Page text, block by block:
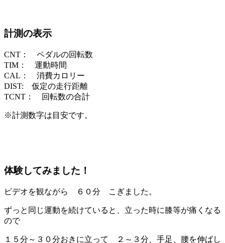
計測の表示
CNT： ペダルの回転数
TIM： 運動時間
CAL： 消費カロリー
DIST: 仮定の走行距離
TCNT： 回転数の合計
※計測数字は目安です。
体験してみました！
ビデオを観ながら ６０分 こぎました。
ずっと同じ運動を続けていると、立った時に膝等が痛くなる
ので
１５分～３０分おきに立って ２～３分、手足、腰を伸ばし